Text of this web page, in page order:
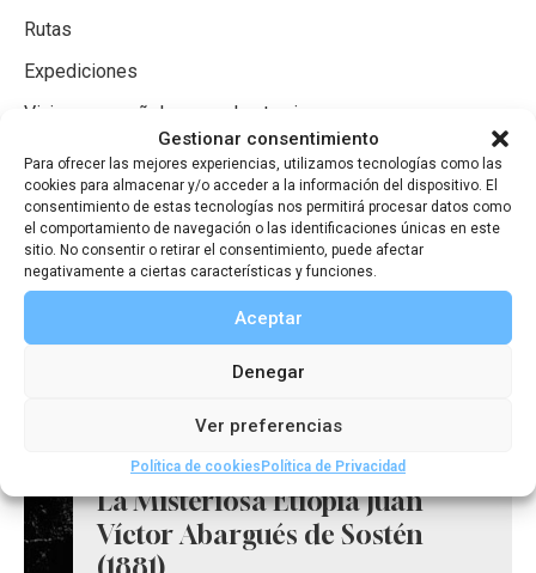
Gestionar consentimiento
Para ofrecer las mejores experiencias, utilizamos tecnologías como las
cookies para almacenar y/o acceder a la información del dispositivo. El
consentimiento de estas tecnologías nos permitirá procesar datos como
el comportamiento de navegación o las identificaciones únicas en este
sitio. No consentir o retirar el consentimiento, puede afectar
negativamente a ciertas características y funciones.
Aceptar
Denegar
Ver preferencias
Política de cookies Política de Privacidad
La Misteriosa Etiopia Juan
Víctor Abargués de Sostén
Rutas
Expediciones
Viajeros españoles por el extranjero
Viajeros extranjeros por España